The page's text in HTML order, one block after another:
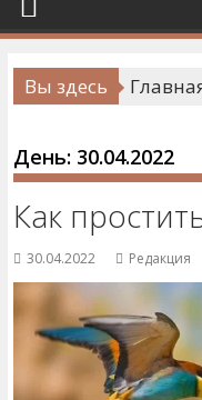
Вы здесь
День: 30.04.2022
Как
30.04.2022 Редакция